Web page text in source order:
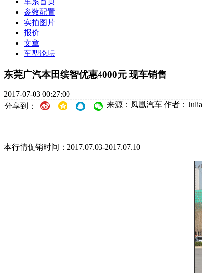
参数配置
实拍图片
报价
文章
车型论坛
东莞广汽本田缤智优惠4000元 现车销售
2017-07-03 00:27:00
分享到：
来源：凤凰汽车 作者：Julia
本行情促销时间：2017.07.03-2017.07.10